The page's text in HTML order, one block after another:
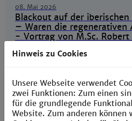
08. Mai 2026
Blackout auf der
– Waren die regenerativen
- Vortrag von M.Sc. Robert
Technische Hochschule
Prof. Dr. Otto als neuen
Vernetzte Sensorik ab 1.
Hinweis zu Cookies
Unsere Webseite verwendet
zwei Funktionen: Zum einen
für die grundlegende
Website. Zum anderen